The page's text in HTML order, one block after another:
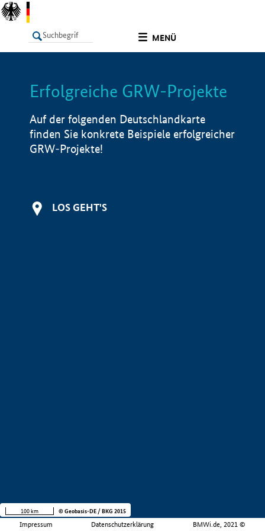
MENÜ
LISTE Info
Erfolgreiche GRW-Projekte
Auf der folgenden Deutschlandkarte
finden Sie konkrete Beispiele erfolgreicher
GRW-Projekte!
LOS GEHT'S
Impressum Datenschutzerklärung BMWi.de, 2021 ©
100 km © Geobasis-DE / BKG 2015